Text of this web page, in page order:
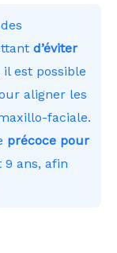
d’éviter
il est possible
aligner les
faciale.
précoce pour
ans, afin